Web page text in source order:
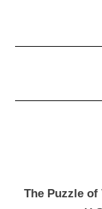
The Puzzle of